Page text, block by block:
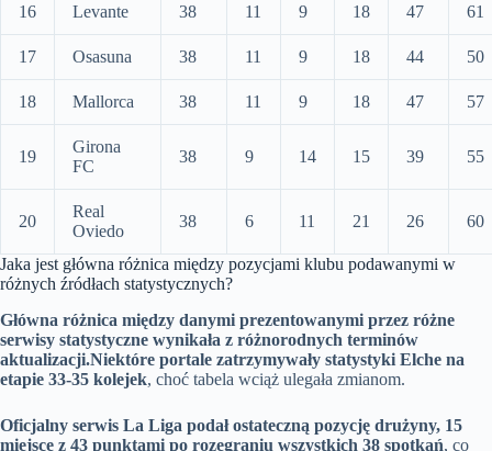
16 Levante 38 11 9 18 47 61
17 Osasuna 38 11 9 18 44 50
18 Mallorca 38 11 9 18 47 57
19
Girona
FC
38 9 14 15 39 55
20
Real
Oviedo
38 6 11 21 26 60
Jaka jest główna różnica między pozycjami klubu podawanymi w
różnych źródłach statystycznych?
Główna różnica między danymi prezentowanymi przez różne
serwisy statystyczne wynikała z różnorodnych terminów
aktualizacji.Niektóre portale zatrzymywały statystyki Elche na
etapie 33-35 kolejek, choć tabela wciąż ulegała zmianom.
Oficjalny serwis La Liga podał ostateczną pozycję drużyny, 15
miejsce z 43 punktami po rozegraniu wszystkich 38 spotkań, co